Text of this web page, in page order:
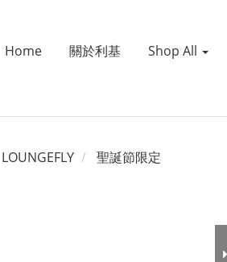
Home 關於利基 Shop All
LOUNGEFLY 聖誕節限定